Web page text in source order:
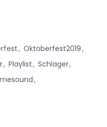
Oktoberfest2019
Playlist
Schlager